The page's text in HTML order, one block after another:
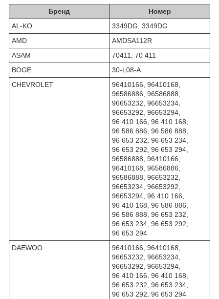
Бренд
Номер
AL-KO
3349DG, 3349DG
AMD
AMDSA112R
ASAM
70411, 70 411
BOGE
30-L08-A
CHEVROLET
96410166, 96410168,
96586886, 96586888,
96653232, 96653234,
96653292, 96653294,
96 410 166, 96 410 168,
96 586 886, 96 586 888,
96 653 232, 96 653 234,
96 653 292, 96 653 294,
96586888, 96410166,
96410168, 96586886,
96586888, 96653232,
96653234, 96653292,
96653294, 96 410 166,
96 410 168, 96 586 886,
96 586 888, 96 653 232,
96 653 234, 96 653 292,
96 653 294
DAEWOO
96410166, 96410168,
96653232, 96653234,
96653292, 96653294,
96 410 166, 96 410 168,
96 653 232, 96 653 234,
96 653 292, 96 653 294